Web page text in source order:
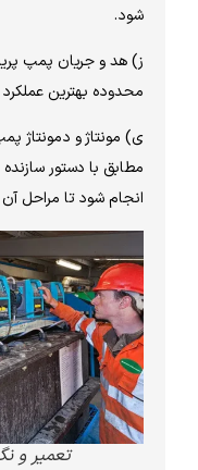
ز) هد و جریان پمپ
محدوده بهترین عملکرد پمپ
ی) مونتاژ و دمونتاژ پمپ
مطابق با دستور سازنده
انجام شود تا مراحل آن به
تعمیر و